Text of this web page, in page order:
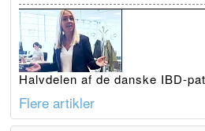
Halvdelen af de danske IBD-
Flere artikler